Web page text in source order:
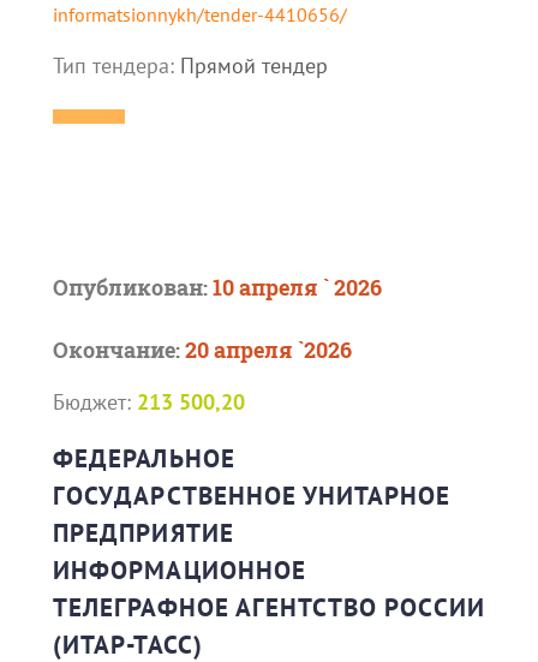
informatsionnykh/tender-4410656/
Тип тендера: Прямой тендер
Опубликован:10 апреля ` 2026
Окончание:20 апреля `2026
Бюджет: 213 500,20
ФЕДЕРАЛЬНОЕ
ГОСУДАРСТВЕННОЕ УНИТАРНОЕ
ПРЕДПРИЯТИЕ
ИНФОРМАЦИОННОЕ
ТЕЛЕГРАФНОЕ АГЕНТСТВО РОССИИ
(ИТАР-ТАСС)